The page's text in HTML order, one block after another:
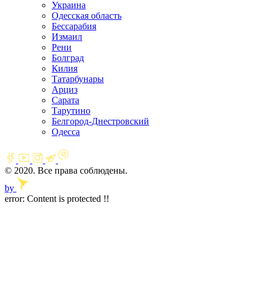
Украина
Одесская область
Бессарабия
Измаил
Рени
Болград
Килия
Татарбунары
Арциз
Сарата
Тарутино
Белгород-Днестровский
Одесса
© 2020. Все права соблюдены.
by
error: Content is protected !!